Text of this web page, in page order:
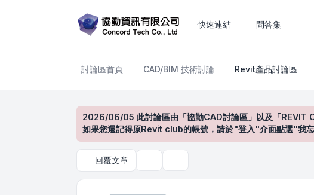
快速連結 問答集
討論區首頁 CAD/BIM 技術討論 Revit產品討論區
2026/06/05 此討論區由「協勤CAD討論區」以及「REVIT
如果您還記得原Revit club的帳號，請於"登入"介面點選"我
回覆文章